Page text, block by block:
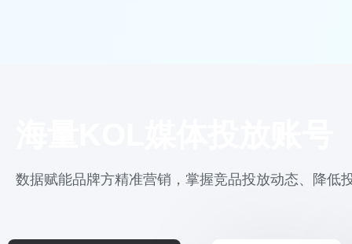
数据赋能品牌方精准营销，掌握竞品投放动态、降低